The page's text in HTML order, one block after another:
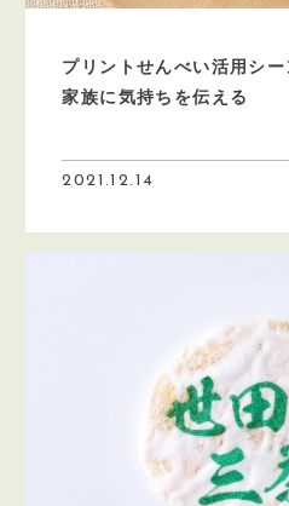
プリントせんべい活用シ
家族に気持ちを伝える
2021.12.14